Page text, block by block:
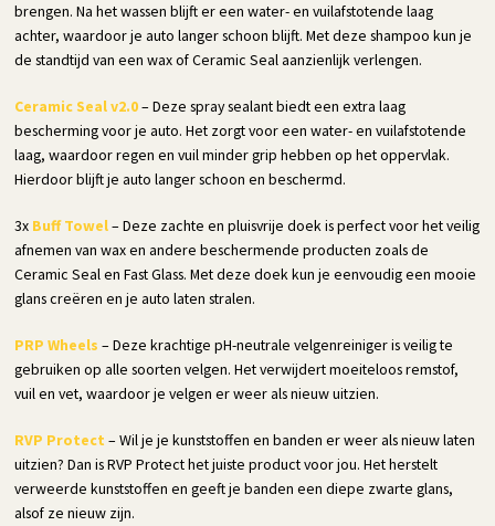
brengen. Na het wassen blijft er een water- en vuilafstotende laag
achter, waardoor je auto langer schoon blijft. Met deze shampoo kun je
de standtijd van een wax of Ceramic Seal aanzienlijk verlengen.
Ceramic Seal v2.0– Deze spray sealant biedt een extra laag
bescherming voor je auto. Het zorgt voor een water- en vuilafstotende
laag, waardoor regen en vuil minder grip hebben op het oppervlak.
Hierdoor blijft je auto langer schoon en beschermd.
3x Buff Towel– Deze zachte en pluisvrije doek is perfect voor het veilig
afnemen van wax en andere beschermende producten zoals de
Ceramic Seal en Fast Glass. Met deze doek kun je eenvoudig een mooie
glans creëren en je auto laten stralen.
PRP Wheels – Deze krachtige pH-neutrale velgenreiniger is veilig te
gebruiken op alle soorten velgen. Het verwijdert moeiteloos remstof,
vuil en vet, waardoor je velgen er weer als nieuw uitzien.
RVP Protect – Wil je je kunststoffen en banden er weer als nieuw laten
uitzien? Dan is RVP Protect het juiste product voor jou. Het herstelt
verweerde kunststoffen en geeft je banden een diepe zwarte glans,
alsof ze nieuw zijn.